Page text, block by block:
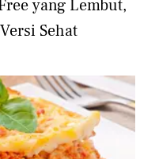
yang Lembut,
Sehat